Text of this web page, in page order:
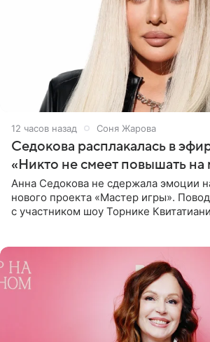
12 часов назад Соня Жарова
Седокова расплакалась в
«Никто не смеет повышать на
Анна Седокова не сдержала эмоции
нового проекта «Мастер игры».
с участником шоу Торнике